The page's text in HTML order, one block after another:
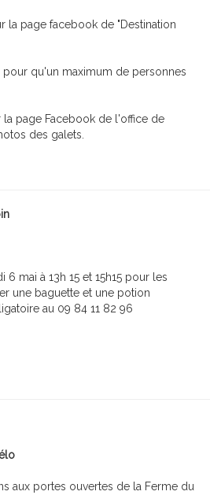
la page facebook de "Destination
qu'un maximum de personnes
la page Facebook de l'office de
des galets.
mai à 13h 15 et 15h15 pour les
une baguette et une potion
au 09 84 11 82 96
aux portes ouvertes de la Ferme du